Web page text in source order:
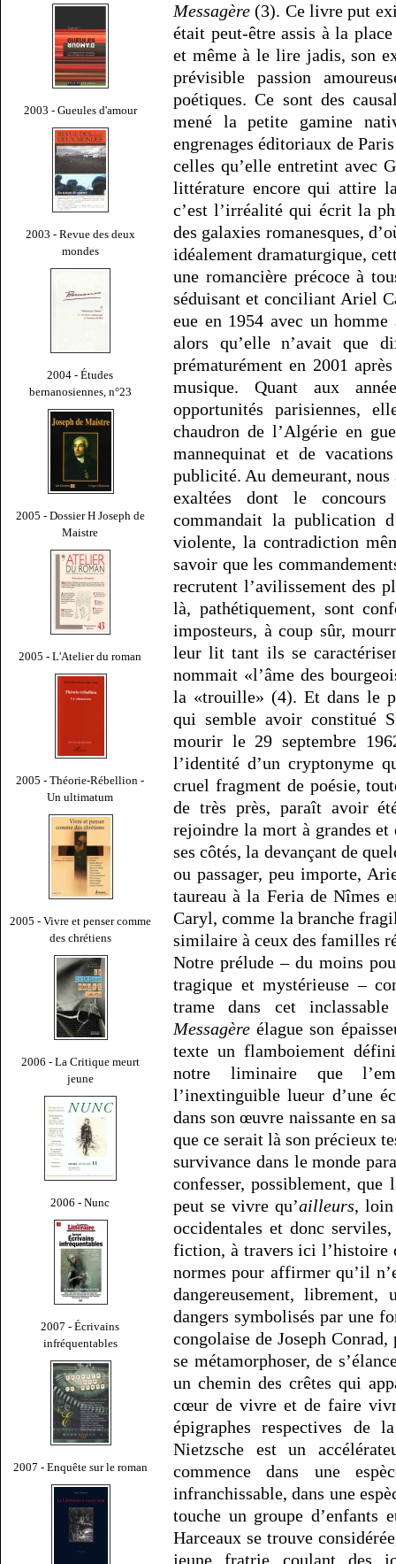
2003 - Gueules d'amour
2003 - Revue des deux
mondes
2004 - Études
bernanosiennes, n°23
2005 - Dossier H Joseph de
Maistre
2005 - L'Atelier du roman
2005 - Théorie-Rébellion -
Un ultimatum
2005 - Vivre et penser comme
des chrétiens
2006 - La Critique meurt
jeune
2006 - Nunc
2007 - Écrivains
infréquentables
2007 - Enquête sur le roman
Messagère (3). Ce livre put
était peut-être assis à la
et même à le lire jadis, son
prévisible passion
poétiques. Ce sont des
mené la petite gamine
engrenages éditoriaux de
celles qu’elle entretint avec
littérature encore qui attire
c’est l’irréalité qui écrit la
des galaxies romanesques,
idéalement dramaturgique,
une romancière précoce à
séduisant et conciliant Ariel
eue en 1954 avec un
alors qu’elle n’avait que
prématurément en 2001
musique. Quant aux
opportunités parisiennes,
chaudron de l’Algérie en
mannequinat et de
publicité. Au demeurant,
exaltées dont le
commandait la publication
violente, la contradiction
savoir que les
recrutent l’avilissement des
là, pathétiquement, sont
imposteurs, à coup sûr,
leur lit tant ils se
nommait «l’âme des
la «trouille» (4). Et dans le
qui semble avoir constitué
mourir le 29 septembre
l’identité d’un cryptonyme
cruel fragment de poésie,
de très près, paraît avoir
rejoindre la mort à grandes
ses côtés, la devançant de
ou passager, peu importe,
taureau à la Feria de Nîmes
Caryl, comme la branche
similaire à ceux des familles
Notre prélude – du moins
tragique et mystérieuse –
trame dans cet
Messagère élague son
texte un flamboiement
notre liminaire que
l’inextinguible lueur d’une
dans son œuvre naissante en
que ce serait là son précieux
survivance dans le monde
confesser, possiblement,
peut se vivre qu’ailleurs, loin
occidentales et donc
fiction, à travers ici l’histoire
normes pour affirmer qu’il
dangereusement,
dangers symbolisés par une
congolaise de Joseph
se métamorphoser, de
un chemin des crêtes qui
cœur de vivre et de faire
épigraphes respectives de
Nietzsche est un
commence dans une
infranchissable, dans une
touche un groupe d’enfants
Harceaux se trouve
jeune fratrie coulant des